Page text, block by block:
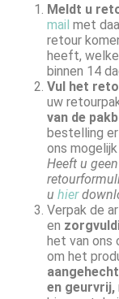
Meldt u
mail met
retour
heeft,
binnen 14
Vul het
uw
van de
bestelling
ons mogelijk
Heeft u
u hier
Verpak de
en
het van ons
om het
en geurvrij,